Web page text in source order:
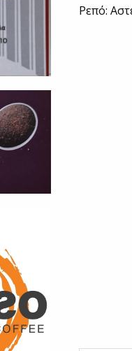
Ρεπό: